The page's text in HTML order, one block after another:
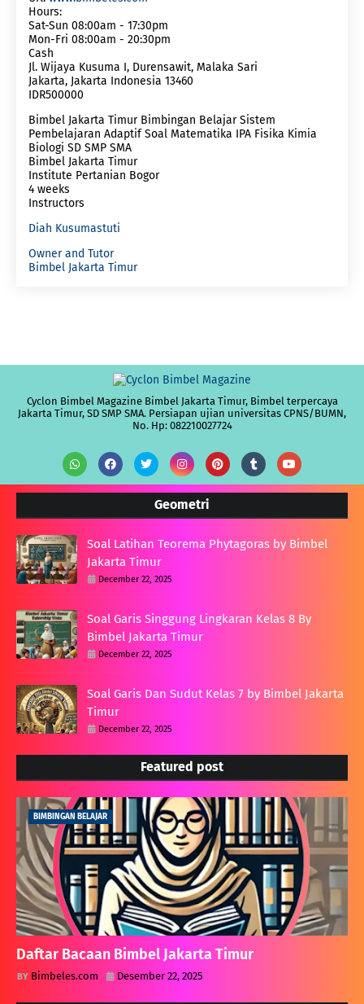
Hours:
Sat-Sun 08:00am - 17:30pm
Mon-Fri 08:00am - 20:30pm
Cash
Jl. Wijaya Kusuma I, Durensawit, Malaka Sari
Jakarta, Jakarta Indonesia 13460
IDR500000
Bimbel Jakarta Timur Bimbingan Belajar Sistem
Pembelajaran Adaptif Soal Matematika IPA Fisika Kimia
Biologi SD SMP SMA
Bimbel Jakarta Timur
Institute Pertanian Bogor
4 weeks
Instructors
Diah Kusumastuti
Owner and Tutor
Bimbel Jakarta Timur
Cyclon Bimbel Magazine Bimbel Jakarta Timur, Bimbel terpercaya
Jakarta Timur, SD SMP SMA. Persiapan ujian universitas CPNS/BUMN,
No. Hp: 082210027724
Geometri
Soal Latihan Teorema Phytagoras by Bimbel
Jakarta Timur
December 22, 2025
Soal Garis Singgung Lingkaran Kelas 8 By
Bimbel Jakarta Timur
December 22, 2025
Soal Garis Dan Sudut Kelas 7 by Bimbel Jakarta
Timur
December 22, 2025
Featured post
BIMBINGAN BELAJAR
Daftar Bacaan Bimbel Jakarta Timur
Bimbeles.com Desember 22, 2025